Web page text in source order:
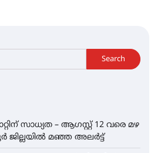
Search
സാധ്യത – ആഗസ്റ്റ് 12 വരെ മഴ
മഞ്ഞ അലർട്ട്